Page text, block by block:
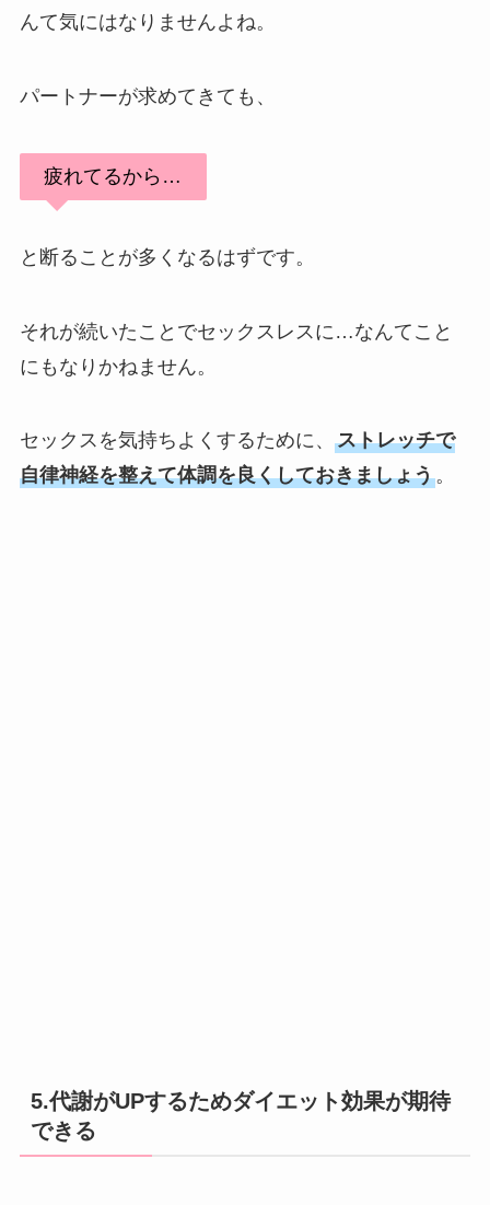
んて気にはなりませんよね。
パートナーが求めてきても、
疲れてるから…
と断ることが多くなるはずです。
それが続いたことでセックスレスに…なんてこと
にもなりかねません。
セックスを気持ちよくするために、 ストレッチで
自律神経を整えて体調を良くしておきましょう。
5.代謝がUPするためダイエット効果が期待
できる